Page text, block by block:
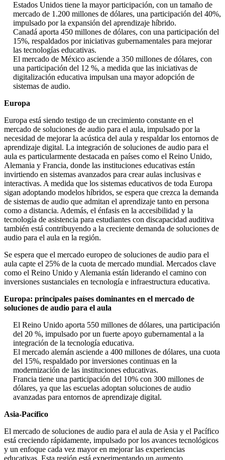
Estados Unidos tiene la mayor participación, con un tamaño de
mercado de 1.200 millones de dólares, una participación del 40%,
impulsado por la expansión del aprendizaje híbrido.
Canadá aporta 450 millones de dólares, con una participación del
15%, respaldados por iniciativas gubernamentales para mejorar
las tecnologías educativas.
El mercado de México asciende a 350 millones de dólares, con
una participación del 12 %, a medida que las iniciativas de
digitalización educativa impulsan una mayor adopción de
sistemas de audio.
Europa
Europa está siendo testigo de un crecimiento constante en el
mercado de soluciones de audio para el aula, impulsado por la
necesidad de mejorar la acústica del aula y respaldar los entornos de
aprendizaje digital. La integración de soluciones de audio para el
aula es particularmente destacada en países como el Reino Unido,
Alemania y Francia, donde las instituciones educativas están
invirtiendo en sistemas avanzados para crear aulas inclusivas e
interactivas. A medida que los sistemas educativos de toda Europa
sigan adoptando modelos híbridos, se espera que crezca la demanda
de sistemas de audio que admitan el aprendizaje tanto en persona
como a distancia. Además, el énfasis en la accesibilidad y la
tecnología de asistencia para estudiantes con discapacidad auditiva
también está contribuyendo a la creciente demanda de soluciones de
audio para el aula en la región.
Se espera que el mercado europeo de soluciones de audio para el
aula capte el 25% de la cuota de mercado mundial. Mercados clave
como el Reino Unido y Alemania están liderando el camino con
inversiones sustanciales en tecnología e infraestructura educativa.
Europa: principales países dominantes en el mercado de
soluciones de audio para el aula
El Reino Unido aporta 550 millones de dólares, una participación
del 20 %, impulsado por un fuerte apoyo gubernamental a la
integración de la tecnología educativa.
El mercado alemán asciende a 400 millones de dólares, una cuota
del 15%, respaldado por inversiones continuas en la
modernización de las instituciones educativas.
Francia tiene una participación del 10% con 300 millones de
dólares, ya que las escuelas adoptan soluciones de audio
avanzadas para entornos de aprendizaje digital.
Asia-Pacífico
El mercado de soluciones de audio para el aula de Asia y el Pacífico
está creciendo rápidamente, impulsado por los avances tecnológicos
y un enfoque cada vez mayor en mejorar las experiencias